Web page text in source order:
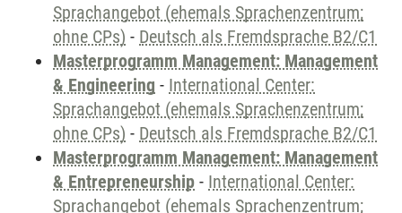
Sprachangebot (ehemals Sprachenzentrum;
ohne CPs) - Deutsch als Fremdsprache B2/C1
Masterprogramm Management: Management
& Engineering - International Center:
Sprachangebot (ehemals Sprachenzentrum;
ohne CPs) - Deutsch als Fremdsprache B2/C1
Masterprogramm Management: Management
& Entrepreneurship - International Center:
Sprachangebot (ehemals Sprachenzentrum;